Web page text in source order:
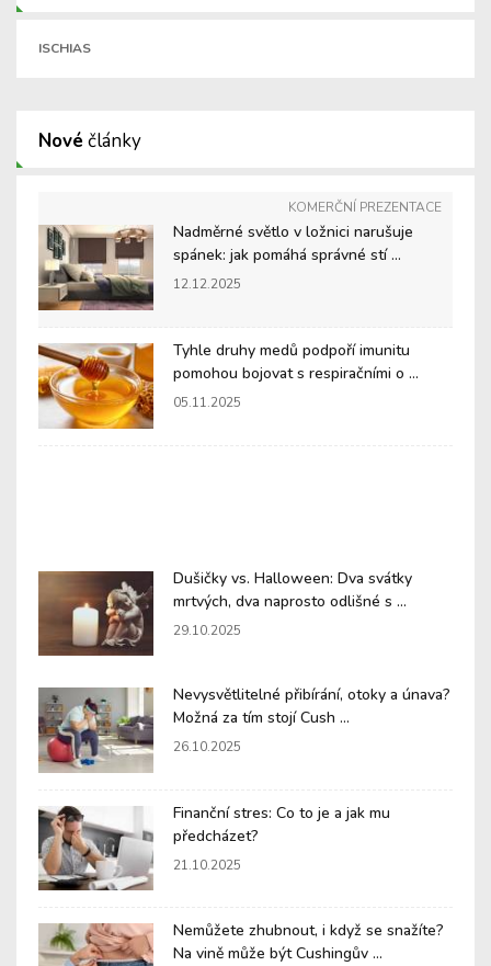
ISCHIAS
Nové články
KOMERČNÍ PREZENTACE
Nadměrné světlo v ložnici narušuje
spánek: jak pomáhá správné stí ...
12.12.2025
Tyhle druhy medů podpoří imunitu
pomohou bojovat s respiračními o ...
05.11.2025
Dušičky vs. Halloween: Dva svátky
mrtvých, dva naprosto odlišné s ...
29.10.2025
Nevysvětlitelné přibírání, otoky a únava?
Možná za tím stojí Cush ...
26.10.2025
Finanční stres: Co to je a jak mu
předcházet?
21.10.2025
Nemůžete zhubnout, i když se snažíte?
Na vině může být Cushingův ...